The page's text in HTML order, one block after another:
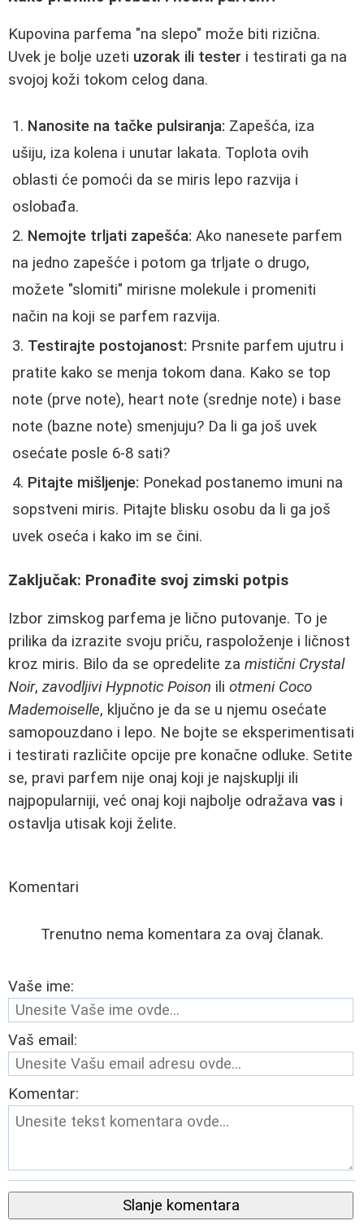
Kupovina parfema "na slepo" može biti rizična.
Uvek je bolje uzeti uzorak ili tester i testirati ga na
svojoj koži tokom celog dana.
Nanosite na tačke pulsiranja: Zapešća, iza
ušiju, iza kolena i unutar lakata. Toplota ovih
oblasti će pomoći da se miris lepo razvija i
oslobađa.
Nemojte trljati zapešća: Ako nanesete parfem
na jedno zapešće i potom ga trljate o drugo,
možete "slomiti" mirisne molekule i promeniti
način na koji se parfem razvija.
Testirajte postojanost: Prsnite parfem ujutru i
pratite kako se menja tokom dana. Kako se top
note (prve note), heart note (srednje note) i base
note (bazne note) smenjuju? Da li ga još uvek
osećate posle 6-8 sati?
Pitajte mišljenje: Ponekad postanemo imuni na
sopstveni miris. Pitajte blisku osobu da li ga još
uvek oseća i kako im se čini.
Zaključak: Pronađite svoj zimski potpis
Izbor zimskog parfema je lično putovanje. To je
prilika da izrazite svoju priču, raspoloženje i ličnost
kroz miris. Bilo da se opredelite za mistični Crystal
Noir, zavodljivi Hypnotic Poison ili otmeni Coco
Mademoiselle, ključno je da se u njemu osećate
samopouzdano i lepo. Ne bojte se eksperimentisati
i testirati različite opcije pre konačne odluke. Setite
se, pravi parfem nije onaj koji je najskuplji ili
najpopularniji, već onaj koji najbolje odražava vas i
ostavlja utisak koji želite.
Komentari
Trenutno nema komentara za ovaj članak.
Vaše ime:
Vaš email:
Komentar:
Slanje komentara